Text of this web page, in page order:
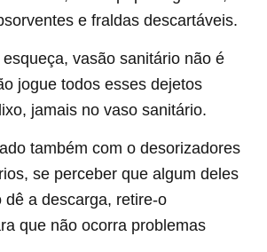
e fraldas descartáveis.
vasão sanitário não é
jogue todos esses dejetos
jamais no vaso sanitário.
também com o desorizadores
se perceber que algum deles
dê a descarga, retire-o
que não ocorra problemas